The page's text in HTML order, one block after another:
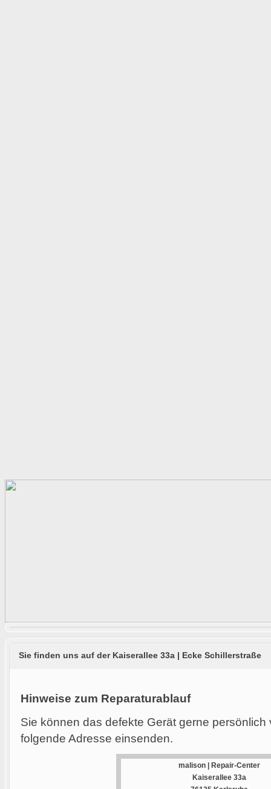
Sie finden uns auf der Kaiserallee 33a | Ecke Schillerstraße
Hinweise zum Reparaturablauf
Sie können das defekte Gerät gerne
folgende Adresse einsenden.
malison | Repair-Center
Kaiserallee 33a